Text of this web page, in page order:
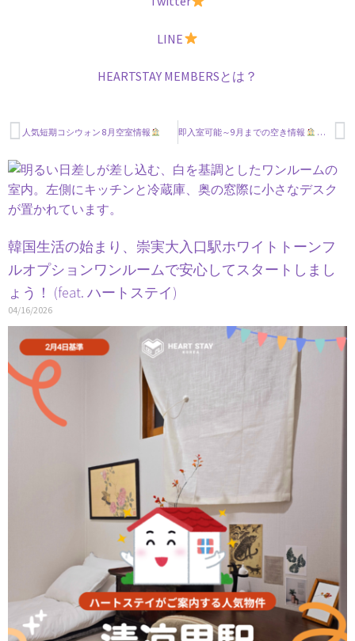
LINE
HEARTSTAY MEMBERSとは？
人気短期コシウォン 8月空室情報 即入室可能～9月までの空き情報 空室情報
韓国生活の始まり、崇実大入口駅ホワイトトーンフ
ルオプションワンルームで安心してスタートしまし
ょう！ (feat. ハートステイ)
04/16/2026